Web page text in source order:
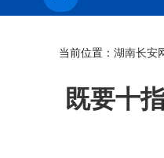
当前位置： 湖南长安
既要十